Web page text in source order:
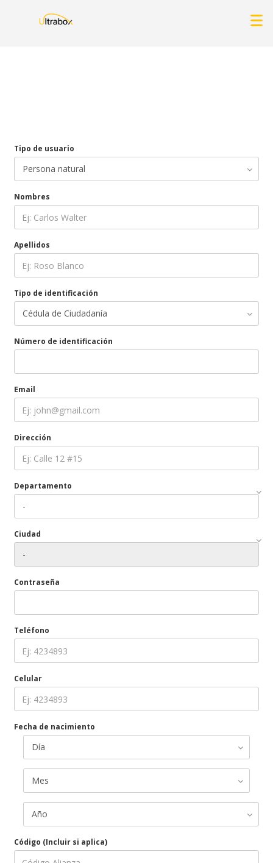
Tipo de usuario
Nombres
Apellidos
Tipo de identificación
Número de identificación
Email
Dirección
Departamento
Ciudad
Contraseña
Teléfono
Celular
Fecha de nacimiento
Código (Incluir si aplica)